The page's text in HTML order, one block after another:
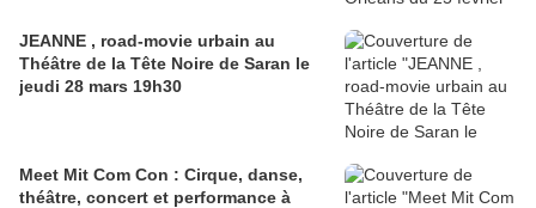
JEANNE , road-movie urbain au
Théâtre de la Tête Noire de Saran le
jeudi 28 mars 19h30
Meet Mit Com Con : Cirque, danse,
théâtre, concert et performance à